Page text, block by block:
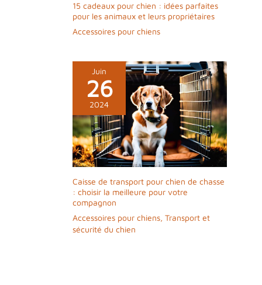
15 cadeaux pour chien : idées parfaites
pour les animaux et leurs propriétaires
Accessoires pour chiens
Juin
26
2024
Caisse de transport pour chien de chasse
: choisir la meilleure pour votre
compagnon
Accessoires pour chiens, Transport et
sécurité du chien